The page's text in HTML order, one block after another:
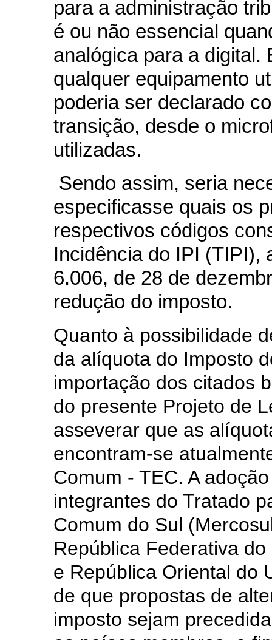
para a administração
é ou não essencial
analógica para a digital.
qualquer equipamento
poderia ser declarado
transição, desde o
utilizadas.
Sendo assim, seria
especificasse quais os
respectivos códigos
Incidência do IPI (TIPI),
6.006, de 28 de
redução do imposto.
Quanto à possibilidade
da alíquota do Imposto
importação dos citados
do presente Projeto de
asseverar que as
encontram-se
Comum - TEC. A
integrantes do Tratado
Comum do Sul
República Federativa
e República Oriental do
de que propostas de
imposto sejam